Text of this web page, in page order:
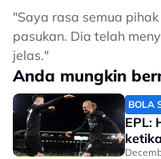
"Saya rasa semua
pasukan. Dia telah
jelas."
Anda mungkin
BOLA
EPL: